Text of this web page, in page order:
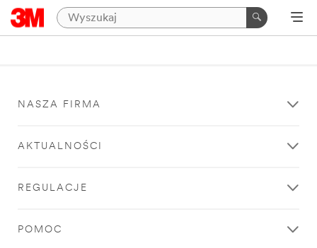
NASZA FIRMA
AKTUALNOŚCI
REGULACJE
POMOC